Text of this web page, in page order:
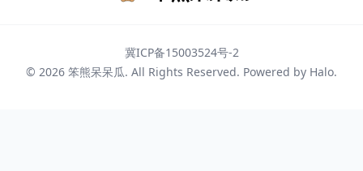
冀ICP备15003524号-2
© 2026 笨熊呆呆瓜. All Rights Reserved. Powered by Halo.